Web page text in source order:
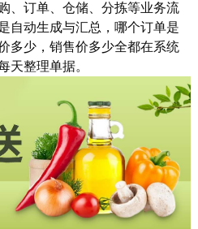
、订单、仓储、分拣等业务流
自动生成与汇总，哪个订单是
多少，销售价多少全都在系统
天整理单据。